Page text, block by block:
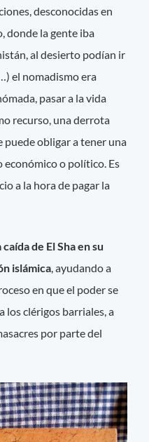
desconocidas en
donde la gente iba
al desierto podían ir
el nomadismo era
pasar a la vida
recurso, una derrota
puede obligar a tener una
o político. Es
a la hora de pagar la
de El Sha en su
islámica , ayudando a
en que el poder se
los clérigos barriales, a
por parte del